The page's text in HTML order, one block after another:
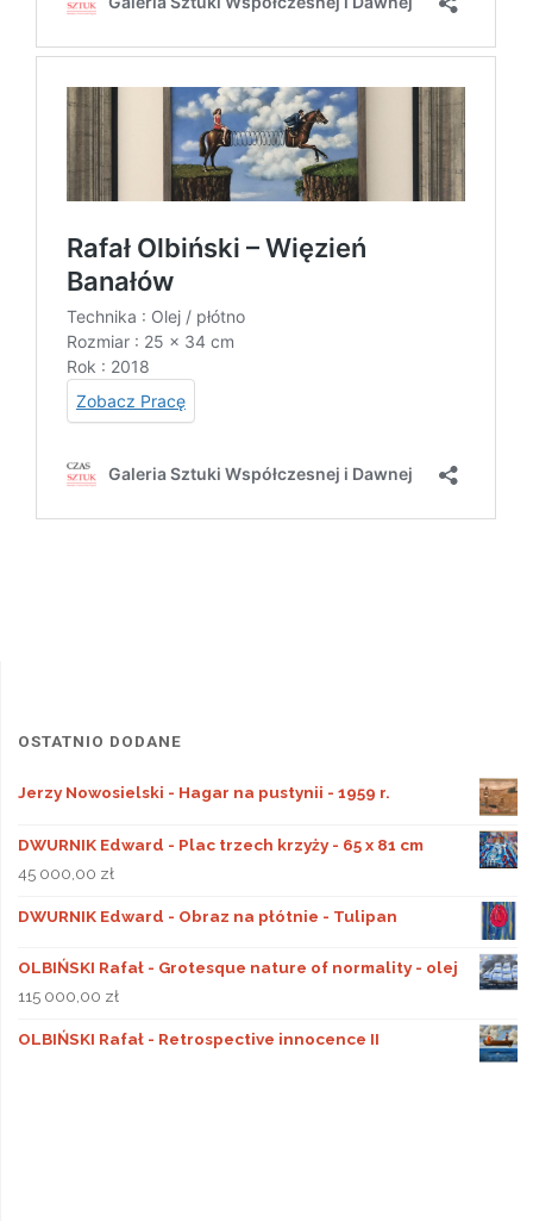
OSTATNIO DODANE
Jerzy Nowosielski - Hagar na pustynii - 1959 r.
DWURNIK Edward - Plac trzech krzyży - 65 x 81 cm
45 000,00 zł
DWURNIK Edward - Obraz na płótnie - Tulipan
OLBIŃSKI Rafał - Grotesque nature of normality - olej
115 000,00 zł
OLBIŃSKI Rafał - Retrospective innocence II